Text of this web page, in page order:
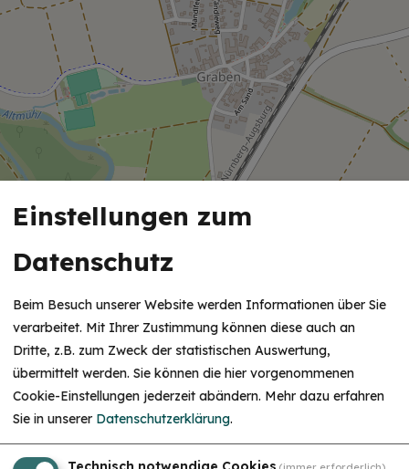
Einstellungen zum
Datenschutz
Beim Besuch unserer Website werden Informationen über Sie
verarbeitet. Mit Ihrer Zustimmung können diese auch an
Dritte, z.B. zum Zweck der statistischen Auswertung,
übermittelt werden. Sie können die hier vorgenommenen
Cookie-Einstellungen jederzeit abändern. Mehr dazu erfahren
Sie in unserer Datenschutzerklärung.